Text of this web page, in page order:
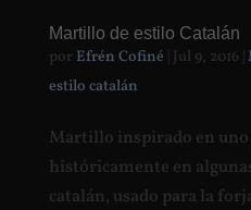
Martillo de estilo Catalán
por Efrén Cofiné Jul 9, 2016
estilo catalán
Martillo inspirado en uno
históricamente en
catalán, usado para la